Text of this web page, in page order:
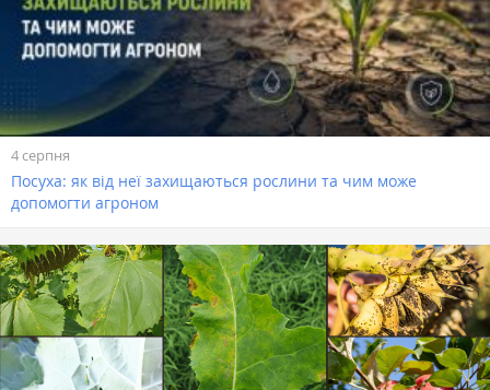
4 серпня
Посуха: як від неї захищаються рослини та чим може
допомогти агроном